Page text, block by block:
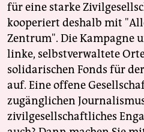
für eine starke
kooperiert deshalb mit
Zentrum". Die Kampagne
linke, selbstverwaltete
solidarischen Fonds für
auf. Eine offene
zugänglichen
zivilgesellschaftliches